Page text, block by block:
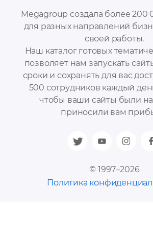
Megagroup создала более 200
для разных направлений
своей работы.
Наш каталог готовых
позволяет нам запускать
сроки и сохранять для вас
500 сотрудников каждый
чтобы ваши сайты были
приносили вам
© 1997–2026
Политика